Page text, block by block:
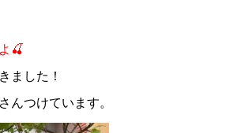
🍒
ました！
んつけています。